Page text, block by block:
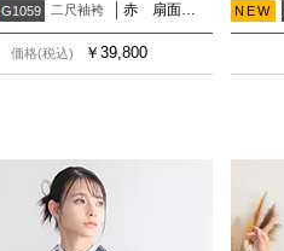
G1059 二尺袖袴 赤 扇面に梅牡丹
価格(税込) ￥39,800
NEW